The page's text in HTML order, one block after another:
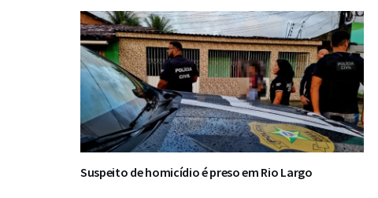
Suspeito de homicídio é preso em Rio Largo